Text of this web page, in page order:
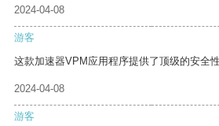
2024-04-08
游客
这款加速器VPM应用程序提供了顶级的安全性
2024-04-08
游客